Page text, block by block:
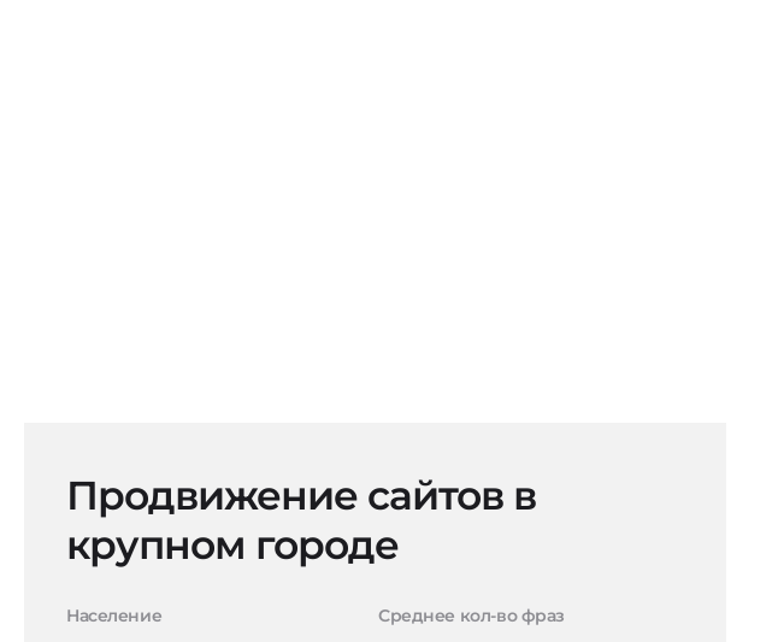
Продвижение сайтов в
крупном городе
Население Среднее кол-во фраз